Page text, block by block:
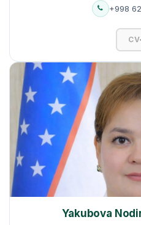
+998
CV
Yakubova